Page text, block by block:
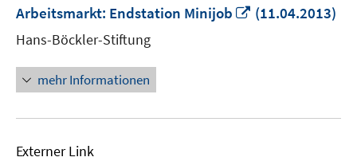
Arbeitsmarkt: Endstation Minijob
In
(11.04.2013)
Hans-Böckler-Stiftung
mehr Informationen
Externer Link